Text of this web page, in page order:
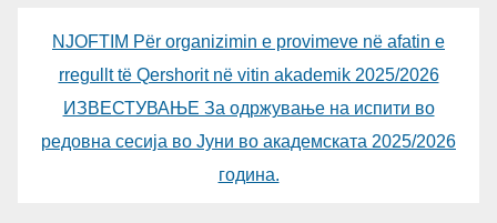
NJOFTIM Për organizimin e provimeve në afatin e
rregullt të Qershorit në vitin akademik 2025/2026
ИЗВЕСТУВАЊЕ За одржување на испити во
редовна сесија во Јуни во академската 2025/2026
година.